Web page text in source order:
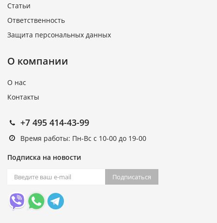
Статьи
Ответственность
Защита персональных данных
О компании
О нас
Контакты
+7 495 414-43-99
Время работы: Пн-Вс с 10-00 до 19-00
Подписка на новости
Подписаться